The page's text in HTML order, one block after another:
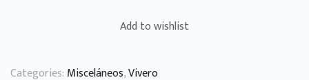
Add to wishlist
Categories: Misceláneos,Vivero